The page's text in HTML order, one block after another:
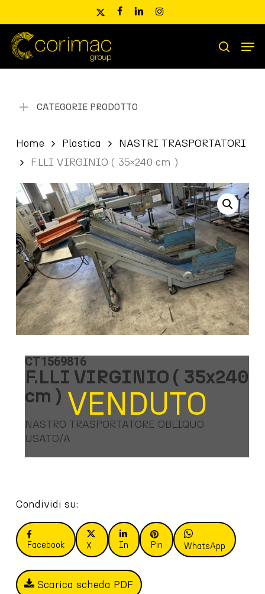
main
content
x-
facebooklinkedininstagram
Ricerca
prodotti
search
CATEGORIE PRODOTTO
Home Plastica
NASTRI TRASPORTATORI
F.LLI VIRGINIO ( 35×240 cm )
VENDUTO
CT1569816
F.LLI VIRGINIO ( 35x240
cm )
NASTRO TRASPORTATORE OBLIQUO
USATO/A
Condividi su:
Facebook X In Pin WhatsApp
Scarica scheda PDF